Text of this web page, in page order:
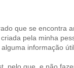
que se encontra
pela minha
informação